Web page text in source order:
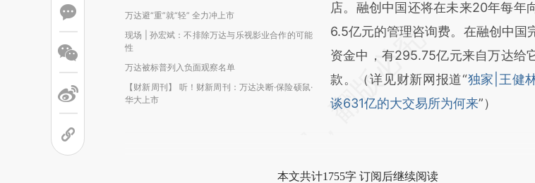
万达避“重”就“轻” 全力冲上市
现场 | 孙宏斌：不排除万达与乐视影业合作的可能
性
万达被标普列入负面观察名单
【财新周刊】 听！财新周刊：万达决断·保险硕鼠·
华大上市
店。融创中国还将在未来20年每年
6.5亿元的管理咨询费。在融创中国
资金中，有295.75亿元来自万达给
款。（详见财新网报道“独家|王健
谈631亿的大交易所为何来”）
本文共计1755字 订阅后继续阅读